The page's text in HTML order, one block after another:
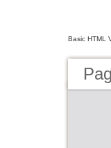
Basic HTML